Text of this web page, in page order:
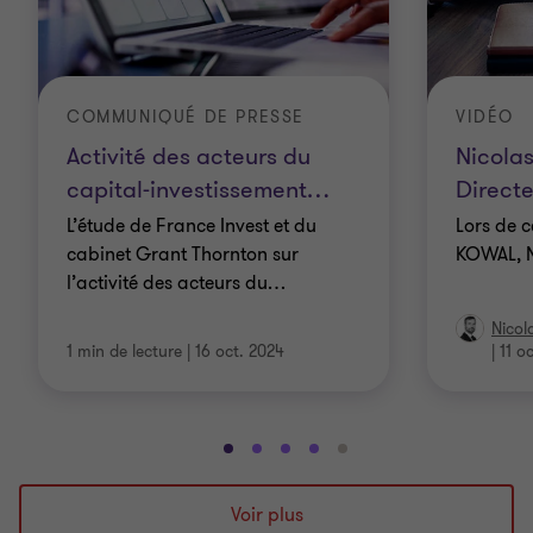
Activité des acteurs du
capital-investissement…
COMMUNIQUÉ DE PRESSE
L’étude de France Invest et du
cabinet Grant Thornton sur
l’activité des acteurs du…
1 min de lecture | 16 oct. 2024
VIDÉO
Lors de
| 11
Aller
à
la
Aller
à
la
Aller
à
la
Aller
à
Aller
à
Voir plus